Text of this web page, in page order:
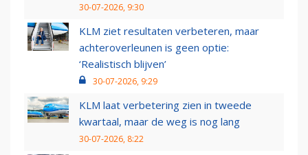
30-07-2026, 9:30
KLM ziet resultaten verbeteren, maar
achteroverleunen is geen optie:
‘Realistisch blijven’
30-07-2026, 9:29
KLM laat verbetering zien in tweede
kwartaal, maar de weg is nog lang
30-07-2026, 8:22